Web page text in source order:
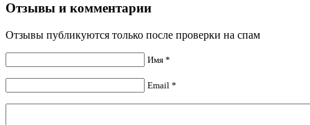
Отзывы и комментарии
Отзывы публикуются только после проверки на спам
Имя *
Email *